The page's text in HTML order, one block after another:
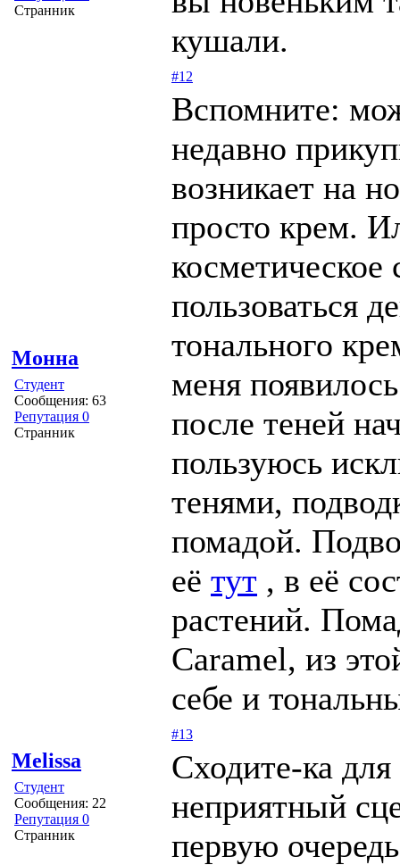
Странник
кушали.
Монна
Студент
Сообщения: 63
Репутация 0
Странник
#12
Вспомните:
недавно
возникает на
просто крем.
косметическое
пользоваться
тонального
меня
после теней
пользуюсь
тенями,
помадой.
её тут , в её
растений.
Caramel, из
себе и
Melissa
Студент
Сообщения: 22
Репутация 0
Странник
#13
Сходите-ка
неприятный
первую